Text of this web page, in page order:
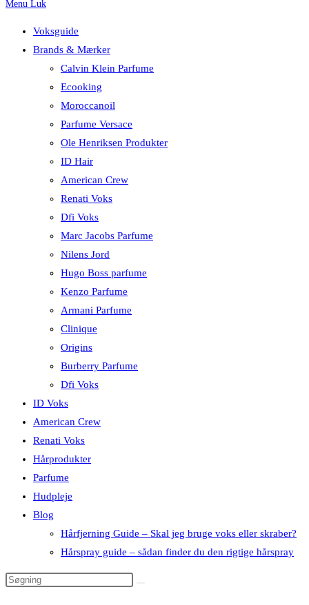
Menu Luk
Voksguide
Brands & Mærker
Calvin Klein Parfume
Ecooking
Moroccanoil
Parfume Versace
Ole Henriksen Produkter
ID Hair
American Crew
Renati Voks
Dfi Voks
Marc Jacobs Parfume
Nilens Jord
Hugo Boss parfume
Kenzo Parfume
Armani Parfume
Clinique
Origins
Burberry Parfume
Dfi Voks
ID Voks
American Crew
Renati Voks
Hårprodukter
Parfume
Hudpleje
Blog
Hårfjerning Guide – Skal jeg bruge voks eller skraber?
Hårspray guide – sådan finder du den rigtige hårspray